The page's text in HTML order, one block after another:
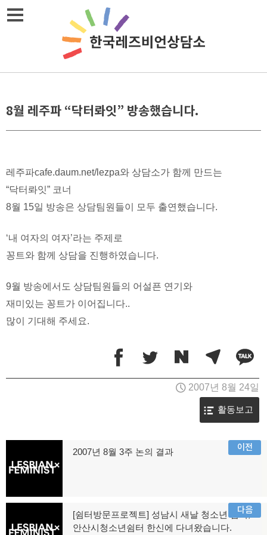
Skip
8월 레주파 “닥터롸잇” 방송했습니다.
레주파cafe.daum.net/lezpa와 상담소가 함께 만드는
“닥터롸잇” 코너
8월 15일 방송은 상담팀원들이 모두 출연했습니다.
‘내 여자의 여자’라는 주제로
꽁트와 함께 상담을 진행하였습니다.
9월 방송에서도 상담팀원들의 어설픈 연기와
재미있는 꽁트가 이어집니다..
많이 기대해 주세요.
2007년 8월 24일
활동보고
탐
색
이전
전
2007년 8월 3주 논의 결과
다음
음
[쉼터방문프로젝트] 성남시 새날 청소년 쉼터,
안산시청소년쉼터 한신에 다녀왔습니다.